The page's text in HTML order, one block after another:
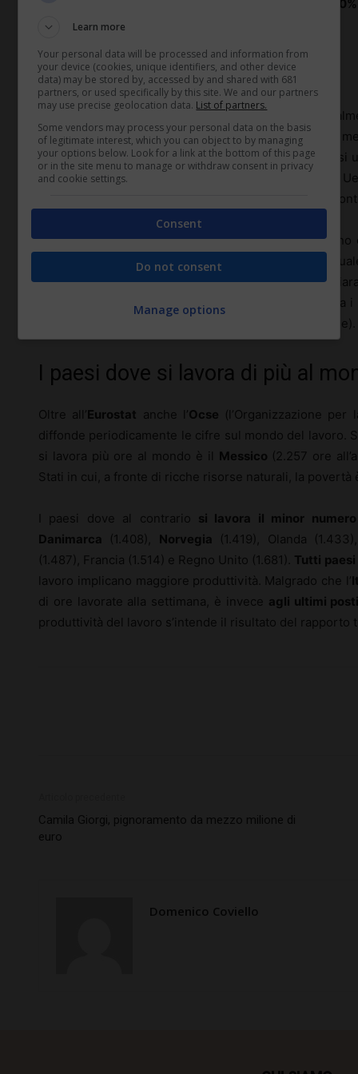
autonomi con dipendenti la percentuale supera il 50%
Ue.
I lavoratori dipendenti
Anche tra i dipendenti
la percentuale di chi lavora
uomini, con il5,1% in Italiaa fronte del 5% della
dipendentilavorano a lungo nel32,5% dei casi(quasi
dipendenti sono invece il 2,3% a fronte del 2,1% in
In Italia, emerge ancora dai numeri diEurostat, hanno
del totale a fronte del 21,9% in Ue) con una
14,3% in Ue). Il 10,3% dei professionisti in Italia
lavoratori dei servizi e delle vendite (6,5% in Ue). Tra
lavora almeno 49 ore a settimana (siamo al 27,5% in Ue).
I paesi dove si lavora di più al
Oltre all’Eurostat anche l’Ocse (l’Organizzazione
diffonde periodicamente le cifre sul mondo del lavoro.
si lavora più ore al mondo è il Messico (2.257 ore
Stati in cui, a fronte di ricche risorse naturali, la povertà
I paesi dove al contrario si lavora il minor
Danimarca
(1.408), Norvegia (1.419), Olanda
(1.487), Francia (1.514) e Regno Unito (1.681). Tutti
lavoro implicano maggiore produttività. Malgrado che l’
di ore lavorate alla settimana, è invece agli ultimi
produttività del lavoro s’intende il risultato del rapporto
Camila Giorgi, pignoramento da mezzo milione di
euro
Domenico Coviello
Learn more
Your personal data will be processed and information from
your device (cookies, unique identifiers, and other device
data) may be stored by, accessed by and shared with 681
partners, or used specifically by this site. We and our partners
may use precise geolocation data. List of partners.
Some vendors may process your personal data on the basis
of legitimate interest, which you can object to by managing
your options below. Look for a link at the bottom of this page
or in the site menu to manage or withdraw consent in privacy
and cookie settings.
Consent
Do not consent
Manage options